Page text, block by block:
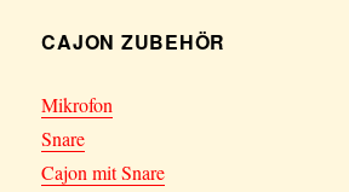
CAJON ZUBEHÖR
Mikrofon
Snare
Cajon mit Snare